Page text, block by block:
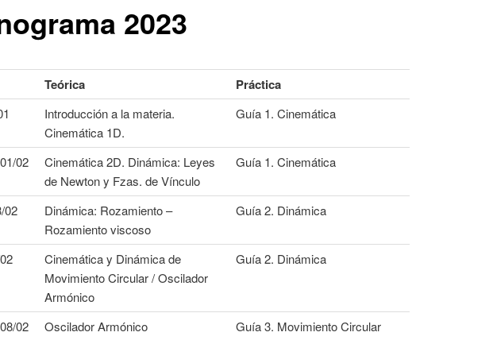
2023
Teórica Práctica
Introducción a la materia.
Cinemática 1D.
Guía 1. Cinemática
02
Cinemática 2D. Dinámica: Leyes
de Newton y Fzas. de Vínculo
Guía 1. Cinemática
02
Dinámica: Rozamiento –
Rozamiento viscoso
Guía 2. Dinámica
Cinemática y Dinámica de
Movimiento Circular / Oscilador
Armónico
Guía 2. Dinámica
02 Oscilador Armónico
Guía 3. Movimiento Circular